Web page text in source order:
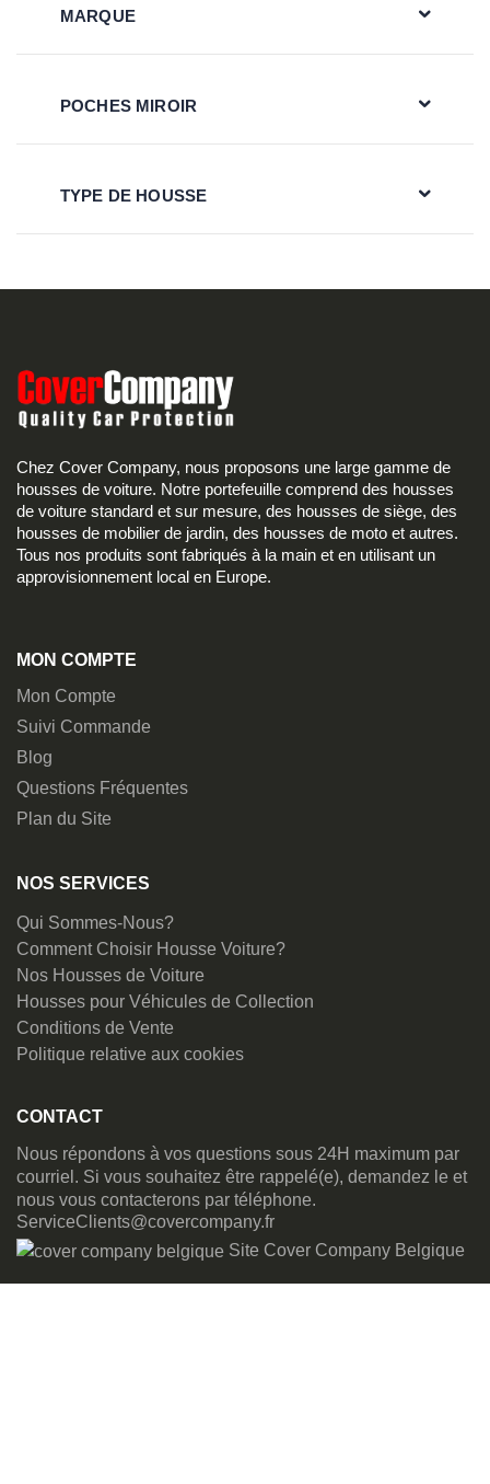
MARQUE
POCHES MIROIR
TYPE DE HOUSSE
Chez Cover Company, nous proposons une large gamme de
housses de voiture. Notre portefeuille comprend des housses
de voiture standard et sur mesure, des housses de siège, des
housses de mobilier de jardin, des housses de moto et autres.
Tous nos produits sont fabriqués à la main et en utilisant un
approvisionnement local en Europe.
MON COMPTE
Mon Compte
Suivi Commande
Blog
Questions Fréquentes
Plan du Site
NOS SERVICES
Qui Sommes-Nous?
Comment Choisir Housse Voiture?
Nos Housses de Voiture
Housses pour Véhicules de Collection
Conditions de Vente
Politique relative aux cookies
CONTACT
Nous répondons à vos questions sous 24H maximum par
courriel. Si vous souhaitez être rappelé(e), demandez le et
nous vous contacterons par téléphone.
ServiceClients@covercompany.fr
Site Cover Company Belgique